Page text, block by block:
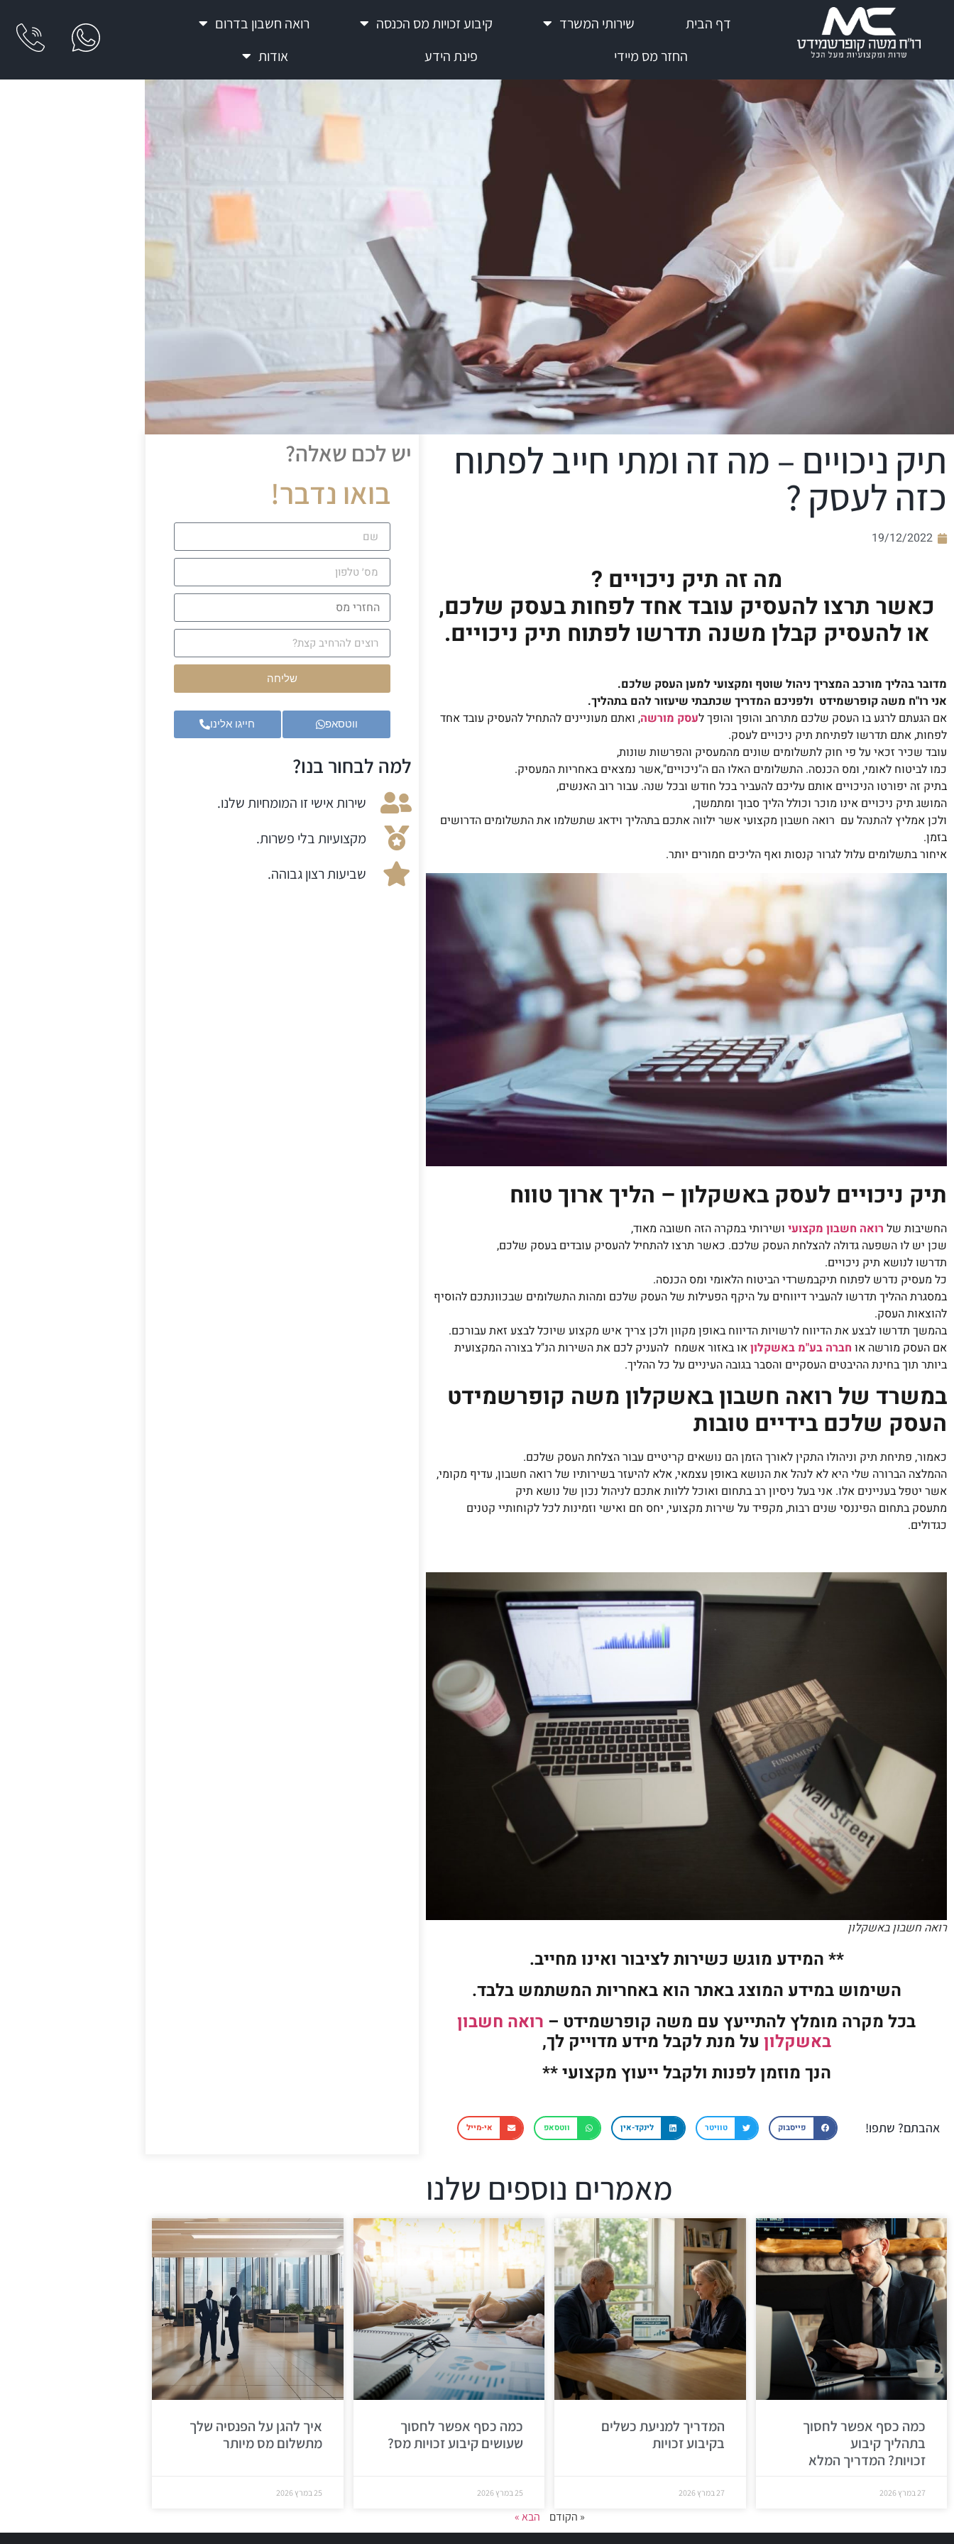
מֻפְעֶלֶת
מַעֲרֶכֶת
נָגִישׁ
בִּקְלִיק
הַמְּסַיַּעַת
לִנְגִישׁוּת
הָאֲתָר.
לְחַץ
Control-
F11
לְהַתְאָמַת
לְעִוְורִים
הַמִּשְׁתַּמְּשִׁים
נְגִישׁוּת.
דף הבית שירותי המשרד קיבוע זכויות מס הכנסה
רואה חשבון בדרום
החזר מס מיידי
פינת הידע אודות
תיק ניכויים – מה זה ומתי חייב לפתוח
כזה לעסק ?
19/12/2022
מה זה תיק ניכויים ?
כאשר תרצו להעסיק עובד אחד לפחות בעסק שלכם,
או להעסיק קבלן משנה תדרשו לפתוח תיק ניכויים.
מדובר בהליך מורכב המצריך ניהול שוטף ומקצועי למען העסק שלכם.
אני רו"ח משה קופרשמידט ולפניכם המדריך שכתבתי שיעזור להם בתהליך.
אם הגעתם לרגע בו העסק שלכם מתרחב והופך והופך לעסק מורשה, ואתם מעוניינים להתחיל להעסיק עובד אחד
לפחות, אתם תדרשו לפתיחת תיק ניכויים לעסק.
עובד שכיר זכאי על פי חוק לתשלומים שונים מהמעסיק והפרשות שונות,
כמו לביטוח לאומי, ומס הכנסה. התשלומים האלו הם ה"ניכויים",אשר נמצאים באחריות המעסיק.
בתיק זה יפורטו הניכויים אותם עליכם להעביר בכל חודש ובכל שנה. עבור רוב האנשים,
המושג תיק ניכויים אינו מוכר וכולל הליך סבוך ומתמשך,
ולכן אמליץ להתנהל עם רואה חשבון מקצועי אשר ילווה אתכם בתהליך וידאג שתשלמו את התשלומים הדרושים
בזמן.
איחור בתשלומים עלול לגרור קנסות ואף הליכים חמורים יותר.
תיק ניכויים לעסק באשקלון – הליך ארוך טווח
החשיבות של רואה חשבון מקצועי ושירותי במקרה הזה חשובה מאוד,
שכן יש לו השפעה גדולה להצלחת העסק שלכם. כאשר תרצו להתחיל להעסיק עובדים בעסק שלכם,
תדרשו לנושא תיק ניכויים.
כל מעסיק נדרש לפתוח תיקבמשרדי הביטוח הלאומי ומס הכנסה.
במסגרת ההליך תדרשו להעביר דיווחים על היקף הפעילות של העסק שלכם ומהות התשלומים שבכוונתכם להוסיף
להוצאות העסק.
בהמשך תדרשו לבצע את הדיווח לרשויות הדיווח באופן מקוון ולכן צריך איש מקצוע שיוכל לבצע זאת עבורכם.
אם העסק מורשה או חברה בע"מ באשקלוןאו באזור אשמח להעניק לכם את השירות הנ"ל בצורה המקצועית
ביותר תוך בחינת ההיבטים העסקיים והסבר בגובה העיניים על כל ההליך.
במשרד של רואה חשבון באשקלון משה קופרשמידט
העסק שלכם בידיים טובות
כאמור, פתיחת תיק וניהולו התקין לאורך הזמן הם נושאים קריטיים עבור הצלחת העסק שלכם.
ההמלצה הברורה שלי היא לא לנהל את הנושא באופן עצמאי, אלא להיעזר בשירותיו של רואה חשבון, עדיף מקומי,
אשר יטפל בעניינים אלו. אני בעל ניסיון רב בתחום ואוכל ללוות אתכם לניהול נכון של נושא תיק
מתעסק בתחום הפיננסי שנים רבות, מקפיד על שירות מקצועי, יחס חם ואישי וזמינות לכל לקוחותיי קטנים
כגדולים.
רואה חשבון באשקלון
** המידע מוגש כשירות לציבור ואינו מחייב.
השימוש במידע המוצג באתר הוא באחריות המשתמש בלבד.
בכל מקרה מומלץ להתייעץ עם משה קופרשמידט – רואה חשבון
באשקלון על מנת לקבל מידע מדוייק לך,
הנך מוזמן לפנות ולקבל ייעוץ מקצועי **
אהבתם? שתפו! פייסבוק טוויטר לינקד-אין ווטסאפ אי-מייל
יש לכם שאלה?
בואו נדבר!
שליחה
ווטסאפ חייגו אלינו
למה לבחור בנו?
שירות אישי זו המומחיות שלנו.
מקצועיות בלי פשרות.
שביעות רצון גבוהה.
מאמרים נוספים שלנו
כמה כסף אפשר לחסוך
בתהליך קיבוע
זכויות? המדריך המלא
27 במרץ 2026
המדריך למניעת כשלים
בקיבוע זכויות
27 במרץ 2026
כמה כסף אפשר לחסוך
שעושים קיבוע זכויות מס?
25 במרץ 2026
איך להגן על הפנסיה שלך
מתשלום מס מיותר
25 במרץ 2026
« הקודם הבא »